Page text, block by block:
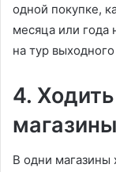
одной покупке,
месяца или года
на тур
4.
магазины
В одни магазины